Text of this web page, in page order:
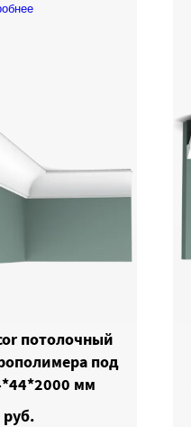
потолочный
под
мм